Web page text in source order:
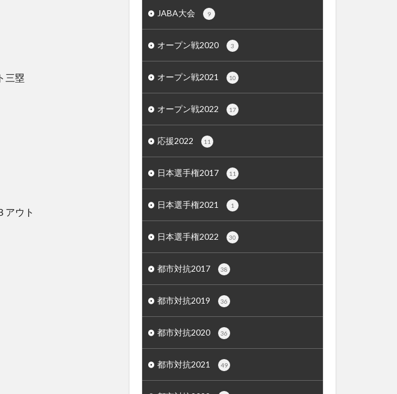
三塁
アウト
JABA大会 9
オープン戦2020 3
オープン戦2021 10
オープン戦2022 17
応援2022 11
日本選手権2017 11
日本選手権2021 1
日本選手権2022 30
都市対抗2017 38
都市対抗2019 36
都市対抗2020 36
都市対抗2021 49